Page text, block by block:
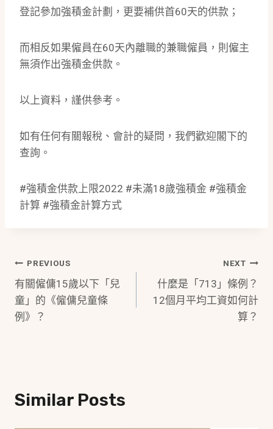
登記參加強積金計劃，更要補供首60天的供款；
而相反如果僱員在60天內離職的兼職僱員，則僱主
無須作出強積金供款。
以上資料，謹供參考。
如有任何有關報稅、會計的疑問，我們歡迎閣下的
查詢。
#強積金供款上限2022 #未滿18歲強積金 #強積金
計算 #強積金計算方式
Post
Navigation
PREVIOUS
有關僱傭15歲以下「兒
童」的《僱傭兒童條
例》？
NEXT
什麼是「713」條例？
12個月平均工資如何計
算？
Similar Posts